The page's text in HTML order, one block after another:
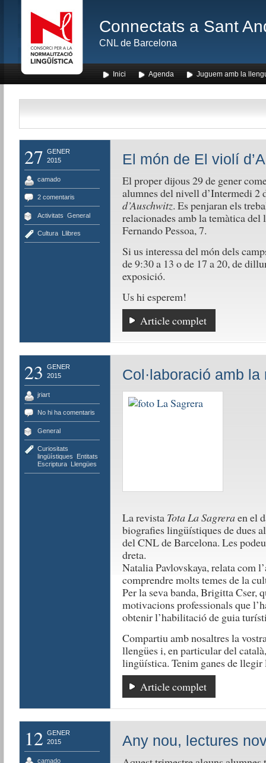
Connectats a Sant
CNL de Barcelona
Inici Agenda Juguem amb la
27 GENER
2015
camado
2 comentaris
Activitats General
Cultura, Llibres
El món de El violí
El proper dijous 29 de gener
alumnes del nivell d’Intermedi
d’Auschwitz. Es penjaran els
relacionades amb la temàtica del
Fernando Pessoa, 7.
Si us interessa del món dels
de 9:30 a 13 o de 17 a 20, de
exposició.
Us hi esperem!
Article complet
23
GENER
2015
jriart
No hi ha comentaris
General
Curiositats
lingüístiques
Entitats
Escriptura, Llengües
Col·laboració amb la
La revista Tota La Sagreraen el
biografies lingüístiques de dues
del CNL de Barcelona. Les
dreta.
Natalia Pavlovskaya, relata com
comprendre molts temes de la
Per la seva banda, Brigitta Cser,
motivacions professionals que
obtenir l’habilitació de guia
Compartiu amb nosaltres la
llengües i, en particular del
lingüística. Tenim ganes de
Article complet
12 GENER
2015
camado
Any nou, lectures